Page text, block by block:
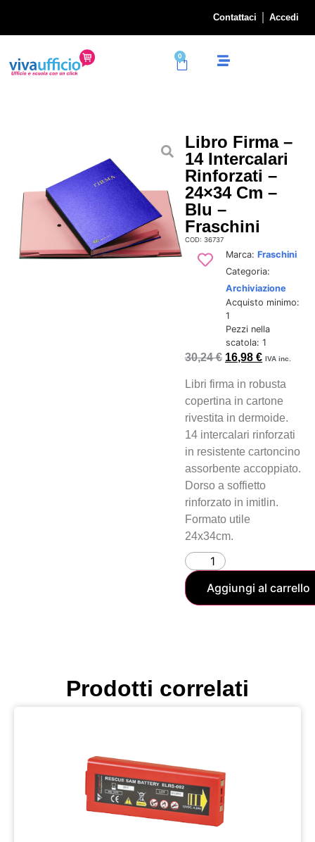
Contattaci Accedi
0
Libro Firma –
14 Intercalari
Rinforzati –
24×34 Cm –
Blu –
Fraschini
COD: 36737
Marca: Fraschini
Categoria:
Archiviazione
Acquisto minimo:
1
Pezzi nella
scatola: 1
30,24€ 16,98€ IVA inc.
Libri firma in robusta
copertina in cartone
rivestita in dermoide.
14 intercalari rinforzati
in resistente cartoncino
assorbente accoppiato.
Dorso a soffietto
rinforzato in imitlin.
Formato utile
24x34cm.
Aggiungi al carrello
Prodotti correlati